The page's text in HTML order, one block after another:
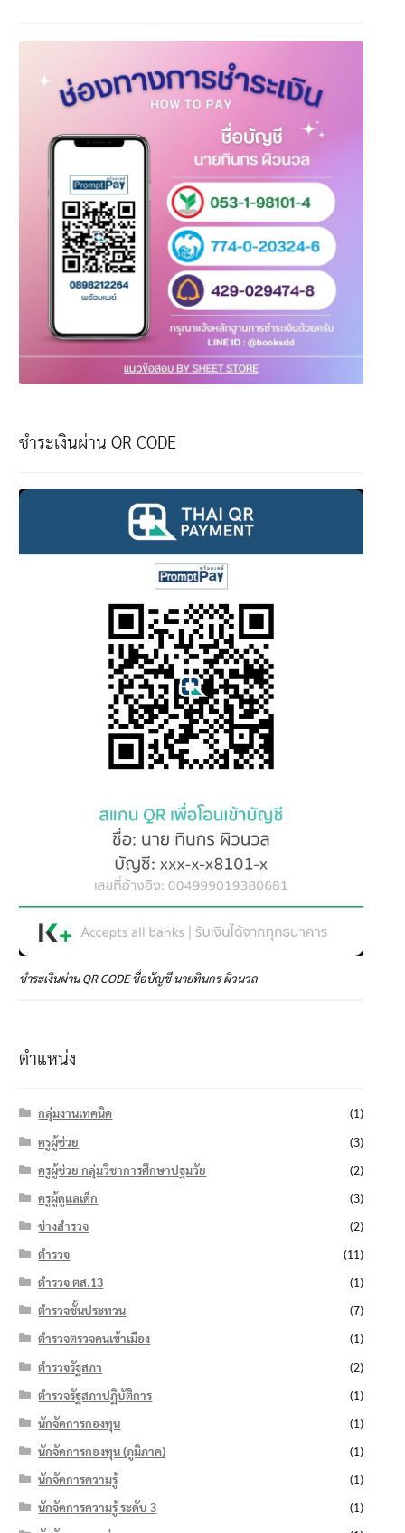
ชำระเงินผ่าน QR CODE
ชำระเงินผ่าน QR CODE ชื่อบัญชี นายทินกร ผิวนวล
ตำแหน่ง
กลุ่มงานเทคนิค
(1)
ครูผู้ช่วย
(3)
ครูผู้ช่วย กลุ่มวิชาการศึกษาปฐมวัย
(2)
ครูผู้ดูแลเด็ก
(3)
ช่างสำรวจ
(2)
ตำรวจ
(11)
ตำรวจ ตส.13
(1)
ตำรวจชั้นประทวน
(7)
ตำรวจตรวจคนเข้าเมือง
(1)
ตำรวจรัฐสภา
(2)
ตำรวจรัฐสภาปฏิบัติการ
(1)
นักจัดการกองทุน
(1)
นักจัดการกองทุน (ภูมิภาค)
(1)
นักจัดการความรู้
(1)
นักจัดการความรู้ ระดับ 3
(1)